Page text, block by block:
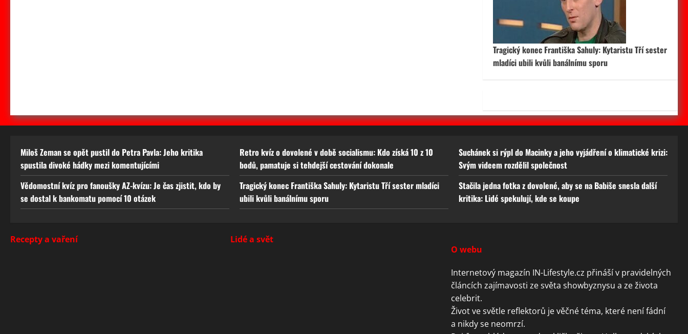
Tragický konec Františka Sahuly: Kytaristu Tří sester
mladíci ubili kvůli banálnímu sporu
Miloš Zeman se opět pustil do Petra Pavla: Jeho kritika
spustila divoké hádky mezi komentujícími
Retro kvíz o dovolené v době socialismu: Kdo získá 10 z 10
bodů, pamatuje si tehdejší cestování dokonale
Suchánek si rýpl do Macinky a jeho vyjádření o klimatické krizi:
Svým videem rozdělil společnost
Vědomostní kvíz pro fanoušky AZ-kvízu: Je čas zjistit, kdo by
se dostal k bankomatu pomocí 10 otázek
Tragický konec Františka Sahuly: Kytaristu Tří sester mladíci
ubili kvůli banálnímu sporu
Stačila jedna fotka z dovolené, aby se na Babiše snesla další
kritika: Lidé spekulují, kde se koupe
Recepty a vaření
Lidé a svět
O webu
Internetový magazín IN-Lifestyle.cz přináší v pravidelných
článcích zajímavosti ze světa showbyznysu a ze života
celebrit.
Život ve světle reflektorů je věčné téma, které není fádní
a nikdy se neomrzí.